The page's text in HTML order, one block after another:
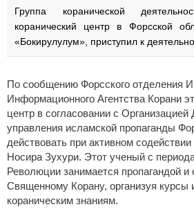
Группа коранической
коранический центр в Форсской
«Бокирулулум», приступил к
По сообщению Форсского отделения
Информационного Агентства Корани
центр в согласовании с Организацией
управления исламской пропаганды
действовать при активном
Носира Зухури. Этот ученый с
Революции занимается пропагандой и
Священному Корану, организуя курсы
кораническим знаниям.